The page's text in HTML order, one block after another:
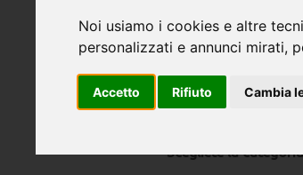
Noi usiamo i cookies e altre
personalizzati e annunci mirati,
Accetto Rifiuto Cambia
macchine
macchine agricole
Scegliete la